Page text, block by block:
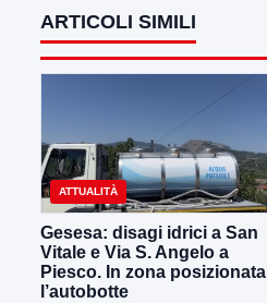
ARTICOLI SIMILI
ATTUALITÀ
Gesesa: disagi idrici a San
Vitale e Via S. Angelo a
Piesco. In zona posizionata
l’autobotte